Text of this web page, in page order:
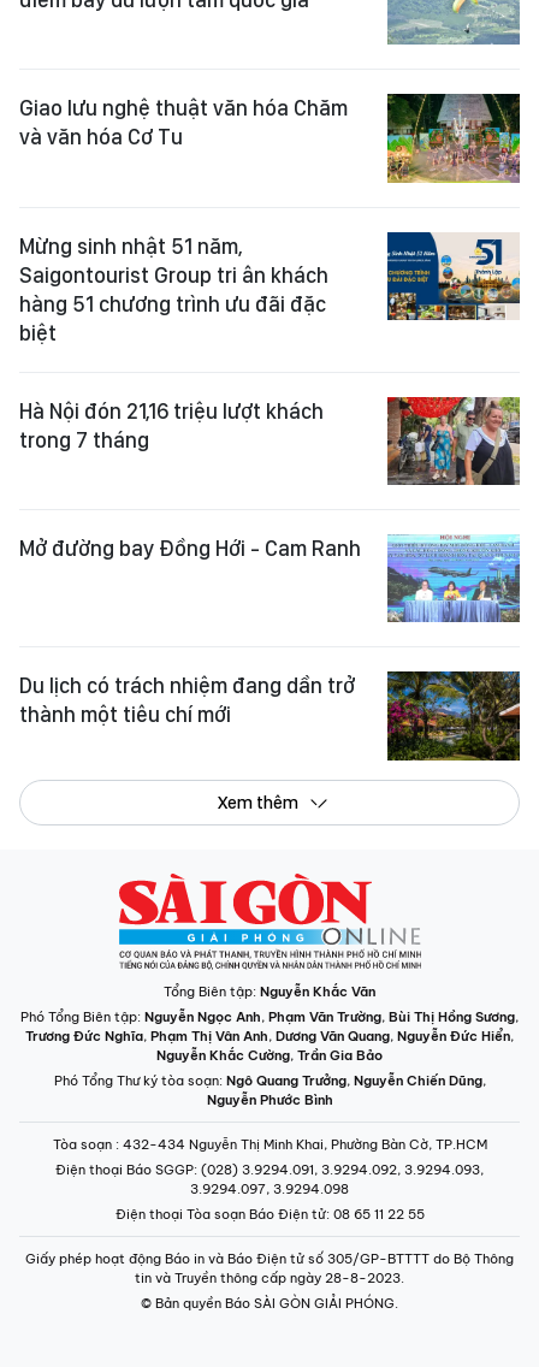
hàng 51 chương trình ưu đãi đặc
biệt
Hà Nội đón 21,16 triệu lượt khách
Tổng Biên tập:Nguyễn Khắc Văn
Phó Tổng Biên tập:Nguyễn Ngọc Anh,Phạm Văn Trường,Bùi Thị Hồng Sương
Nguyễn Khắc Cường,Trần Gia Bảo
Phó Tổng Thư ký tòa soạn:Ngô Quang Trưởng,Nguyễn Chiến Dũng,
Nguyễn Phước Bình
Tòa soạn : 432-434 Nguyễn Thị Minh Khai, Phường Bàn Cờ, TP.HCM
: (028) 3.9294.091, 3.9294.092, 3.9294.093,
Điện thoại Tòa soạn Báo Điện tử: 08 65 11 22 55
Giấy phép hoạt động Báo in và Báo Điện tử số 305/GP-BTTTT do Bộ Thông
tin và Truyền thông cấp ngày 28-8-2023.